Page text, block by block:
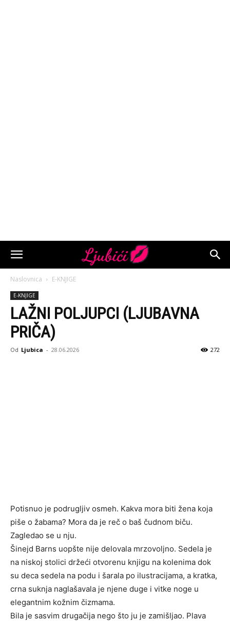
Naslovnica E-KNJIGE
E-KNJIGE
LAŽNI POLJUPCI (LJUBAVNA
PRIČA)
Od Ljubica - 28.06.2026 272
Potisnuo je podrugljiv osmeh. Kakva mora biti žena koja
piše o žabama? Mora da je reč o baš čudnom biču.
Zagledao se u nju.
Šinejd Barns uopšte nije delovala mrzovoljno. Sedela je
na niskoj stolici držeći otvorenu knjigu na kolenima dok
su deca sedela na podu i šarala po ilustracijama, a kratka,
crna suknja naglašavala je njene duge i vitke noge u
elegantnim kožnim čizmama.
Bila je sasvim drugačija nego što ju je zamišljao. Plava